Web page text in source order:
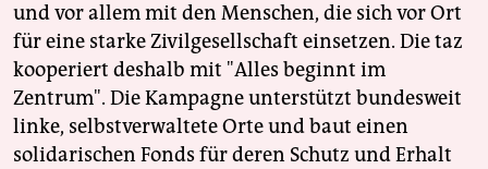
und vor allem mit den Menschen, die sich vor Ort
für eine starke Zivilgesellschaft einsetzen. Die taz
kooperiert deshalb mit "Alles beginnt im
Zentrum". Die Kampagne unterstützt bundesweit
linke, selbstverwaltete Orte und baut einen
solidarischen Fonds für deren Schutz und Erhalt